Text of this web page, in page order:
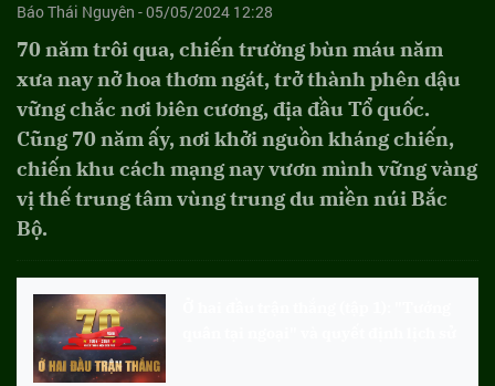
Báo Thái Nguyên - 05/05/2024 12:28
70 năm trôi qua, chiến trường bùn máu năm
xưa nay nở hoa thơm ngát, trở thành phên dậu
vững chắc nơi biên cương, địa đầu Tổ quốc.
Cũng 70 năm ấy, nơi khởi nguồn kháng chiến,
chiến khu cách mạng nay vươn mình vững vàng
vị thế trung tâm vùng trung du miền núi Bắc
Bộ.